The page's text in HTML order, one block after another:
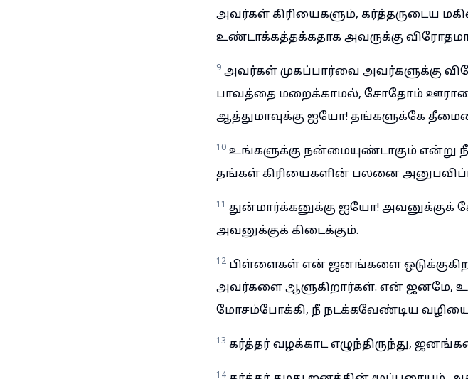
அவர்கள் கிரியைகளும், கர்த்தருடைய
உண்டாக்கத்தக்கதாக அவருக்கு
9 அவர்கள் முகப்பார்வை அவர்களுக்கு
பாவத்தை மறைக்காமல், சோதோம்
ஆத்துமாவுக்கு ஐயோ! தங்களுக்கே
10 உங்களுக்கு நன்மையுண்டாகும் என்று
தங்கள் கிரியைகளின் பலனை
11 துன்மார்க்கனுக்கு ஐயோ!
அவனுக்குக் கிடைக்கும்.
12 பிள்ளைகள் என் ஜனங்களை
அவர்களை ஆளுகிறார்கள். என் ஜனமே,
மோசம்போக்கி, நீ நடக்கவேண்டிய வழியை
13 கர்த்தர் வழக்காட எழுந்திருந்து,
14